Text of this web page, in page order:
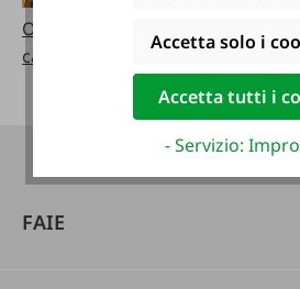
Ordinare i cataloghi
cataloghi sfogliabili
FAIE
Accetta solo i
Accetta tutti i
- Servizio: